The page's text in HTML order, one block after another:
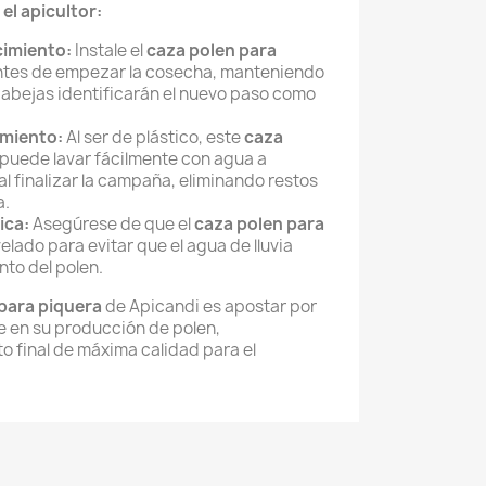
el apicultor:
Instale elcaza polen para
de empezar la cosecha, manteniendo
identificarán el nuevo paso como
Al ser de plástico, estecaza
lavar fácilmente con agua a
finalizar la campaña, eliminando restos
Asegúrese de que elcaza polen para
para evitar que el agua de lluvia
del polen.
piquerade Apicandi es apostar por
en su producción de polen,
final de máxima calidad para el